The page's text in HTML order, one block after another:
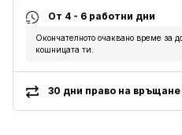
От 4 - 6 работни дни
Окончателното очаквано време за
кошницата ти.
30 дни право на връщане